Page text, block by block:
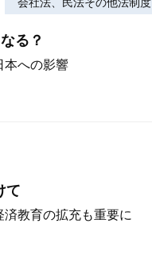
会社法、民法その他法制度
る？
本への影響
て
教育の拡充も重要に